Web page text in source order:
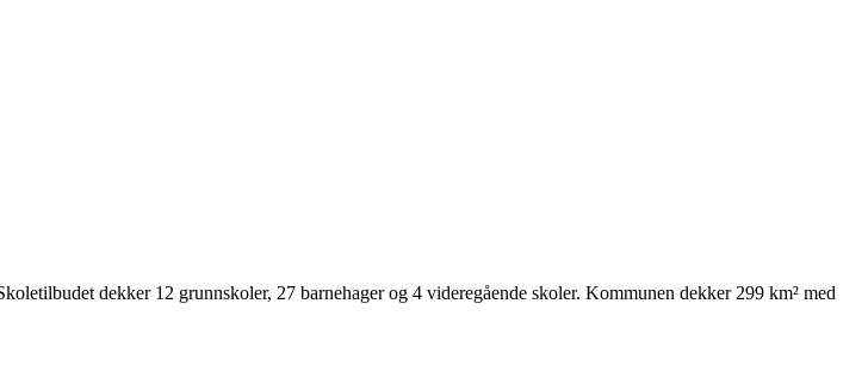
dekker 12 grunnskoler, 27 barnehager og 4 videregående skoler. Kommunen dekker 299 km² med